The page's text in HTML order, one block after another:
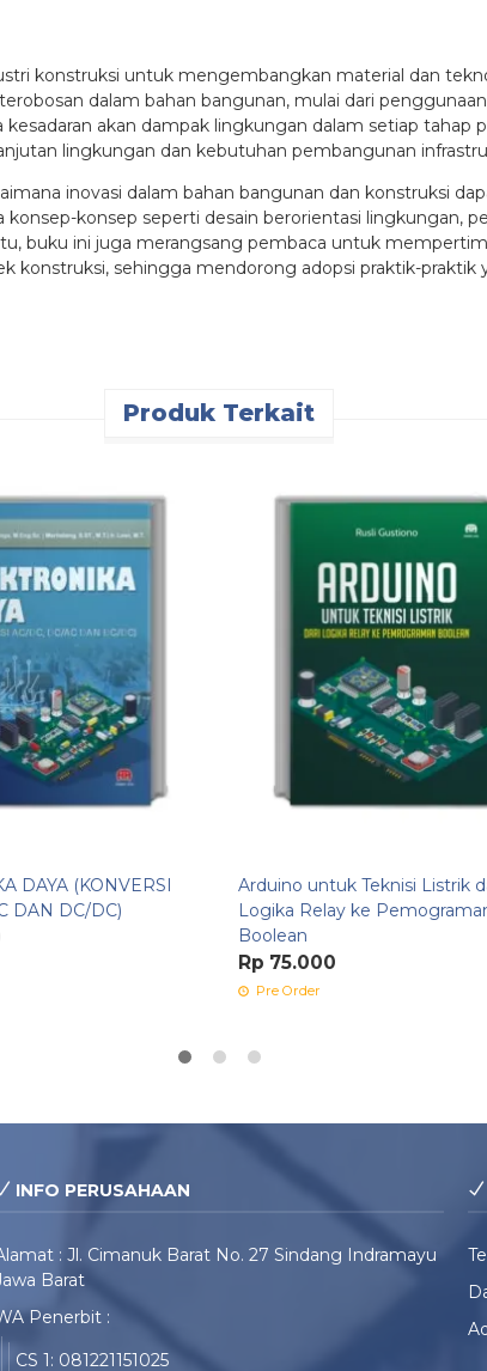
konstruksi untuk mengembangkan material dan
dalam bahan bangunan, mulai dari
akan dampak lingkungan dalam setiap tahap
lingkungan dan kebutuhan pembangunan
inovasi dalam bahan bangunan dan konstruksi
konsep seperti desain berorientasi lingkungan,
buku ini juga merangsang pembaca untuk
konstruksi, sehingga mendorong adopsi praktik-
Produk Terkait
DAYA (KONVERSI
DAN DC/DC)
Arduino untuk Teknisi Listrik
Logika Relay ke
Boolean
Rp 75.000
Pre Order
INFO PERUSAHAAN
: Jl. Cimanuk Barat No. 27 Sindang Indramayu
Barat
Penerbit :
CS 1: 081221151025